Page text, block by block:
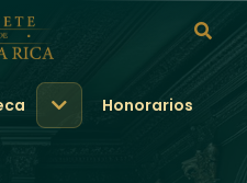
Honorarios